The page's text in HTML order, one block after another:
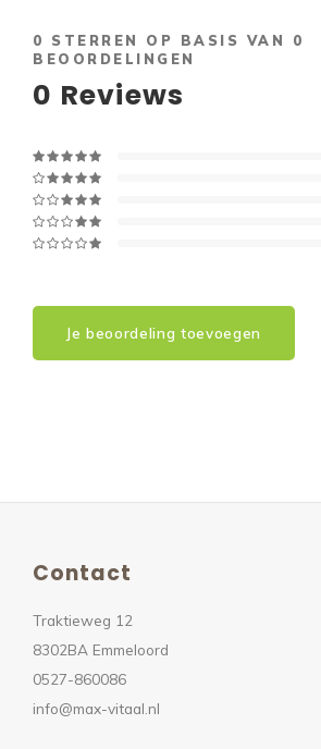
0 STERREN OP BASIS VAN 0
BEOORDELINGEN
0 Reviews
Je beoordeling toevoegen
Contact
Traktieweg 12
8302BA Emmeloord
0527-860086
info@max-vitaal.nl